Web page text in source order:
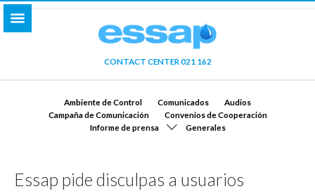
CONTACT CENTER 021 162
Ambiente de Control Comunicados
Audios
Campaña de Comunicación
Convenios de Cooperación
Informe de prensa
Generales
Essap pide disculpas a usuarios